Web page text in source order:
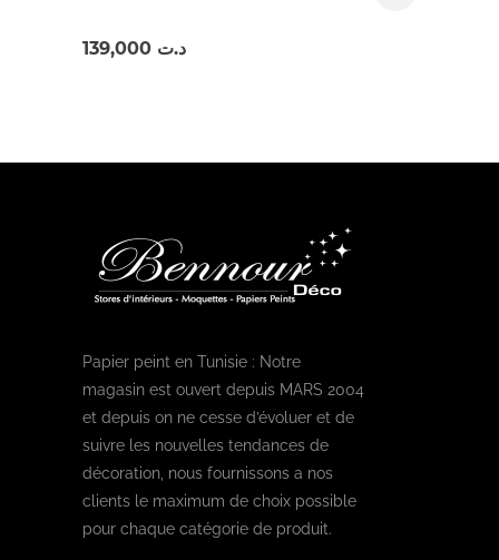
د.ت
Papier peint en Tunisie : Notre
magasin est ouvert depuis MARS 2004
et depuis on ne cesse d’évoluer et de
suivre les nouvelles tendances de
décoration, nous fournissons a nos
clients le maximum de choix possible
pour chaque catégorie de produit.